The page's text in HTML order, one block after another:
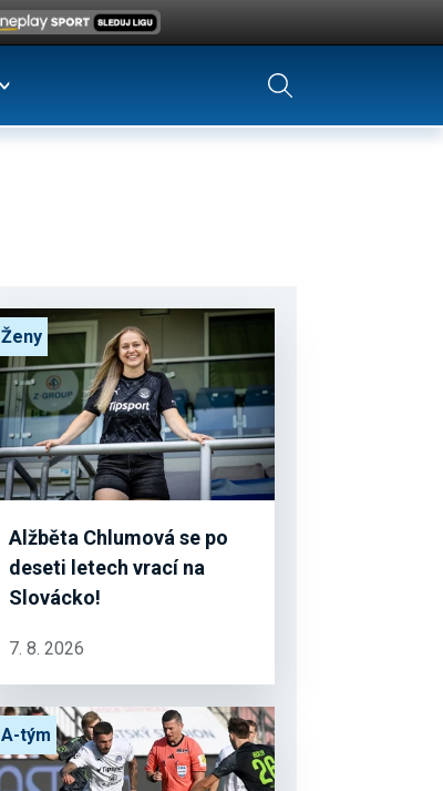
Alžběta Chlumová se po
deseti letech vrací na
Slovácko!
Ženy
7. 8. 2026
A-tým